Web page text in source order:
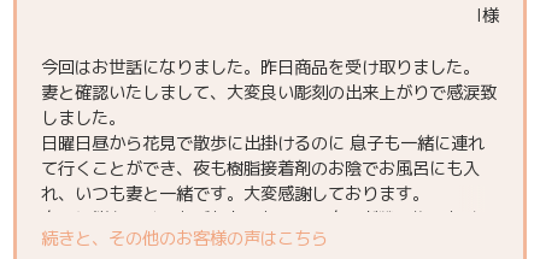
I様
今回はお世話になりました。昨日商品を受け取りました。
妻と確認いたしまして、大変良い彫刻の出来上がりで感涙致
しました。
日曜日昼から花見で散歩に出掛けるのに 息子も一緒に連れ
て行くことができ、夜も樹脂接着剤のお陰でお風呂にも入
れ、いつも妻と一緒です。大変感謝しております。
息子に桜を見せてあげたかったこと、息子が戦い抜いた時間
を省くことなく刻印して頂けたことで、私たち夫婦にとって
続きと、その他のお客様の声はこちら